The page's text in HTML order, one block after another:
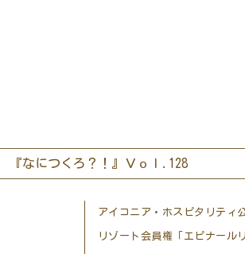
『なにつくろ？！』Ｖｏｌ.128
アイコニア・ホスピタリティ
リゾート会員権「エピナール